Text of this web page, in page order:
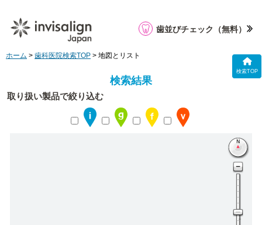
検索TOP
歯並びチェック （無料）
ホーム > 歯科医院検索TOP > 地図とリスト
検索結果
取り扱い製品で絞り込む